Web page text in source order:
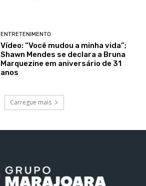
ENTRETENIMENTO
Vídeo: “Você mudou a minha vida”;
Shawn Mendes se declara a Bruna
Marquezine em aniversário de 31
anos
Carregue mais